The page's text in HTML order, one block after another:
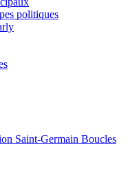
politiques
Saint-Germain Boucles